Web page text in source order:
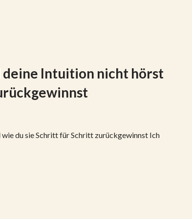
deine Intuition nicht hörst
du sie Schritt für Schritt zurückgewinnst Ich